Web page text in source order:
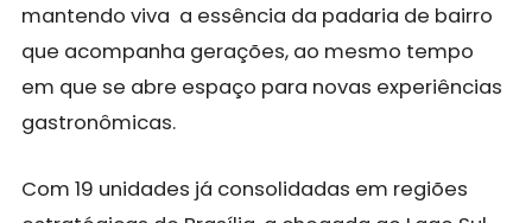
mantendo viva a essência da padaria de bairro
que acompanha gerações, ao mesmo tempo
em que se abre espaço para novas experiências
gastronômicas.
Com 19 unidades já consolidadas em regiões